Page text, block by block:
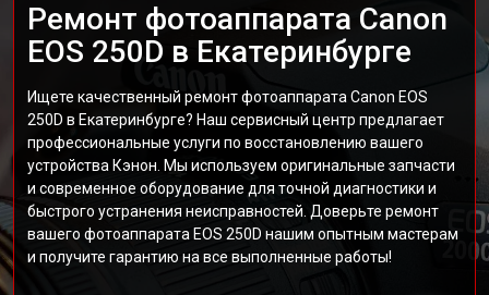
Ремонт фотоаппарата Canon
EOS 250D в Екатеринбурге
Ищете качественный ремонт фотоаппарата Canon EOS
250D в Екатеринбурге? Наш сервисный центр предлагает
профессиональные услуги по восстановлению вашего
устройства Кэнон. Мы используем оригинальные запчасти
и современное оборудование для точной диагностики и
быстрого устранения неисправностей. Доверьте ремонт
вашего фотоаппарата EOS 250D нашим опытным мастерам
и получите гарантию на все выполненные работы!